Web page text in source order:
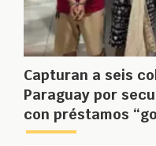
Capturan a seis
Paraguay por
con préstamos